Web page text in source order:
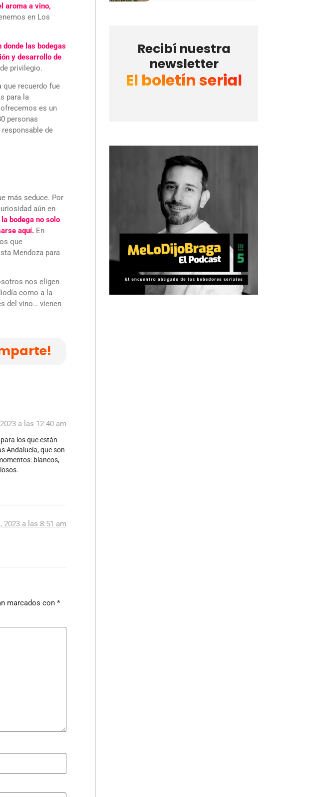
aroma a vino,
en Los
las bodegas
y desarrollo de
privilegio.
que recuerdo fue
para la
es un
personas
responsable de
más seduce. Por
aún en
bodega no solo
aquí. En
que
Mendoza para
nos eligen
como a la
del vino… vienen
a las 12:40 am
los que están
Andalucía, que son
blancos,
2023 a las 8:51 am
marcados con *
Recibí nuestra
newsletter
El boletín serial